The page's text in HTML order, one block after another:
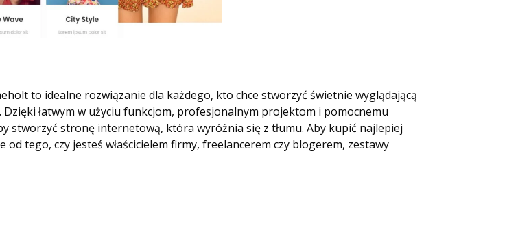
to idealne rozwiązanie dla każdego, kto chce stworzyć świetnie wyglądającą
łatwym w użyciu funkcjom, profesjonalnym projektom i pomocnemu
stworzyć stronę internetową, która wyróżnia się z tłumu. Aby kupić najlepiej
tego, czy jesteś właścicielem firmy, freelancerem czy blogerem, zestawy